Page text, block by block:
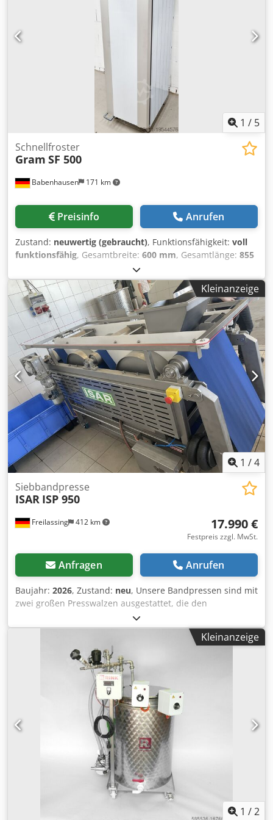
1 / 5
Babenhausen 171 km
Schnellfroster
Gram SF 500
Preisinfo Anrufen
Zustand: neuwertig (gebraucht), Funktionsfähigkeit: voll
funktionsfähig, Gesamtbreite: 600 mm, Gesamtlänge: 855
2.125 mm, Backwaren Schnellfroster
Gram Modell: SF500 G S RA L2 25B für max. 20 Bleche 600 x
400 Digitale Temperaturanzeige von +10 bis - 30°C
Energiesparsystem EHT Tiefkühlschrank Steckerfertig
Froster mit Kältemittel R 290 A Anschluss 230V Maße: 600 x
855 x 2125 mm, BxTxH Gebrauchtgerät gereinigt mit
Gewährleistung + Ersatzteil Service Dcsdpfewyruajx Aigjk
Viele weitere Kühlgeräte haben wir auf Lager!
Kleinanzeige
1 /4
Freilassing 412 km
Siebbandpresse
ISAR ISP 950
17.990 €
Festpreis zzgl. MwSt.
Anfragen Anrufen
Baujahr: 2026, Zustand: neu, Unsere Bandpressen sind mit
zwei großen Presswalzen ausgestattet, die den
Pressvorgang verlängern und somit für eine besonders
schonende Saftgewinnung sorgen. Das Ergebnis ist ein
klarer, schaumfreier Saft von hoher Qualität. Die
pneumatische Bandspannung und die automatische
Bandregelung garantieren eine konstant hohe Qualität
während des gesamten Pressvorgangs. Die Bandpresse ist
mit einer automatischen Bürstenreinigung ausgestattet,
sodass ein Hochdruckreiniger nicht notwendig ist. Das
Band wird durch sechs speziell entwickelte Wasserdüsen
gereinigt. Für die Reinigung sind lediglich ein Kompressor
mit 8 Bar Druckleistung und ein ½“-Wasseranschluss
erforderlich. Dank dieser speziellen Düsen wird der
Wasserverbrauch reduziert, was zu einer Senkung der
Betriebskosten führt. Die offene Bauweise ermöglicht eine
schnelle und unkomplizierte Reinigung, die in nur
Kleinanzeige
1 /2